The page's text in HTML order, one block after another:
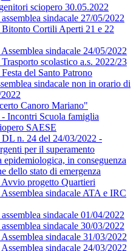
sciopero 30.05.2022
sindacale 27/05/2022
Cortili Aperti 21 e 22
sindacale 24/05/2022
scolastico a.s. 2022/23
del Santo Patrono
sindacale non in orario di
Canoro Mariano"
Incontri Scuola famiglia
SAESE
n. 24 del 24/03/2022 -
per il superamento
epidemiologica, in conseguenza
dello stato di emergenza
progetto Quartieri
sindacale ATA e IRC
sindacale 01/04/2022
sindacale 30/03/2022
sindacale 31/03/2022
sindacale 24/03/2022